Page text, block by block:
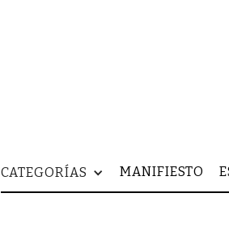
CATEGORÍAS MANIFIESTO